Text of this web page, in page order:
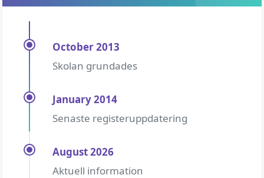
October 2013
Skolan grundades
January 2014
Senaste registeruppdatering
August 2026
Aktuell information